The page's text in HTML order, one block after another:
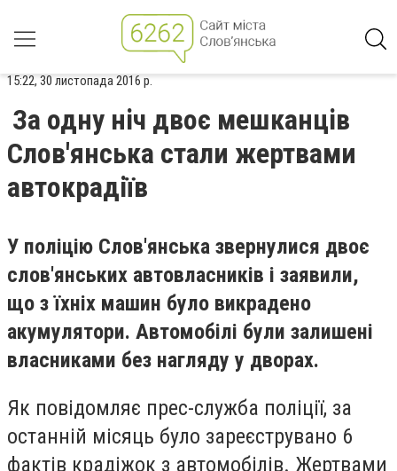
15:22, 30 листопада 2016 р.
За одну ніч двоє мешканців
Слов'янська стали жертвами
автокрадіїв
У поліцію Слов'янська звернулися двоє
слов'янських автовласників і заявили,
що з їхніх машин було викрадено
акумулятори. Автомобілі були залишені
власниками без нагляду у дворах.
Як повідомляє прес-служба поліції, за
останній місяць було зареєструвано 6
фактів крадіжок з автомобілів. Жертвами